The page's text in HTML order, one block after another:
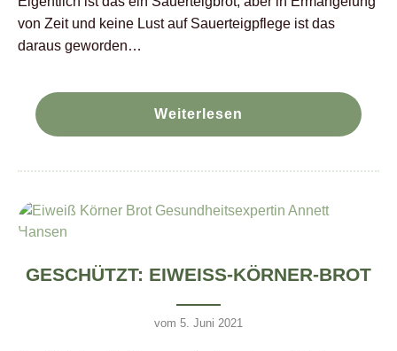
von Zeit und keine Lust auf Sauerteigpflege ist das
daraus geworden…
Weiterlesen
GESCHÜTZT: EIWEISS-KÖRNER-BROT
vom 5. Juni 2021